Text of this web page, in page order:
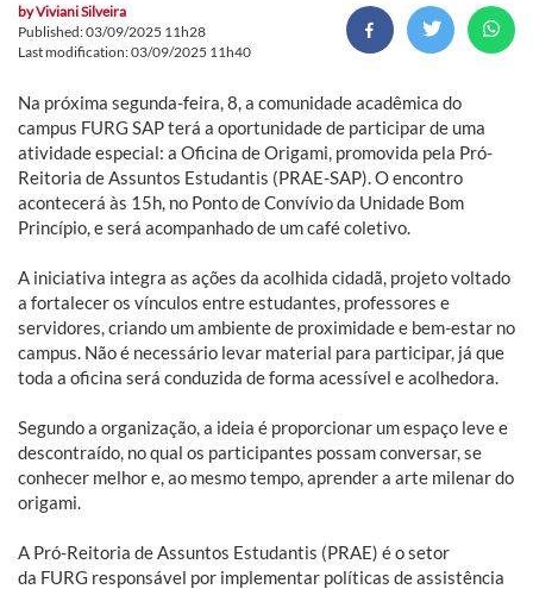
byViviani Silveira
Published: 03/09/2025 11h28
Last modification: 03/09/2025 11h40
Na próxima segunda-feira, 8, a comunidade acadêmica do
campus FURG SAP terá a oportunidade de participar de uma
atividade especial: a Oficina de Origami, promovida pela Pró-
Reitoria de Assuntos Estudantis (PRAE-SAP). O encontro
acontecerá às 15h, no Ponto de Convívio da Unidade Bom
Princípio, e será acompanhado de um café coletivo.
A iniciativa integra as ações da acolhida cidadã, projeto voltado
a fortalecer os vínculos entre estudantes, professores e
servidores, criando um ambiente de proximidade e bem-estar no
campus. Não é necessário levar material para participar, já que
toda a oficina será conduzida de forma acessível e acolhedora.
Segundo a organização, a ideia é proporcionar um espaço leve e
descontraído, no qual os participantes possam conversar, se
conhecer melhor e, ao mesmo tempo, aprender a arte milenar do
origami.
A Pró-Reitoria de Assuntos Estudantis (PRAE) é o setor
da FURG responsável por implementar políticas de assistência